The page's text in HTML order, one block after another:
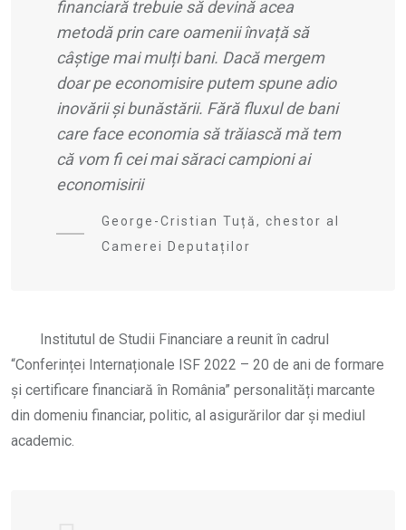
financiară trebuie să devină acea
metodă prin care oamenii învață să
câștige mai mulți bani. Dacă mergem
doar pe economisire putem spune adio
inovării și bunăstării. Fără fluxul de bani
care face economia să trăiască mă tem
că vom fi cei mai săraci campioni ai
economisirii
George-Cristian Tuță, chestor al
Camerei Deputaților
Institutul de Studii Financiare a reunit în cadrul
“Conferinței Internaționale ISF 2022 – 20 de ani de formare
și certificare financiară în România” personalități marcante
din domeniu financiar, politic, al asigurărilor dar și mediul
academic.